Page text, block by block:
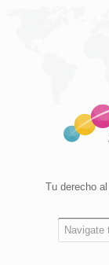
Tu derecho
Navigate